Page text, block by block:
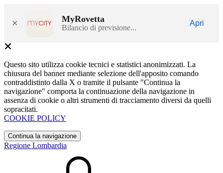
× MyRovetta
Bilancio di previsione...
Apri
Questo sito utilizza cookie tecnici e statistici anonimizzati. La
chiusura del banner mediante selezione dell'apposito comando
contraddistinto dalla X o tramite il pulsante "Continua la
navigazione" comporta la continuazione della navigazione in
assenza di cookie o altri strumenti di tracciamento diversi da quelli
sopracitati.
COOKIE POLICY
Continua la navigazione
Regione Lombardia